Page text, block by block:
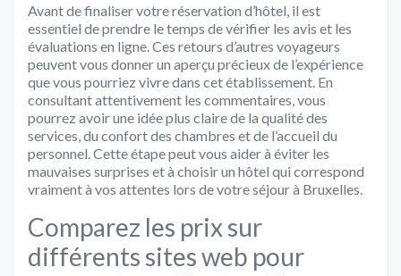
Avant de finaliser votre réservation d’hôtel, il est
essentiel de prendre le temps de vérifier les avis et les
évaluations en ligne. Ces retours d’autres voyageurs
peuvent vous donner un aperçu précieux de l’expérience
que vous pourriez vivre dans cet établissement. En
consultant attentivement les commentaires, vous
pourrez avoir une idée plus claire de la qualité des
services, du confort des chambres et de l’accueil du
personnel. Cette étape peut vous aider à éviter les
mauvaises surprises et à choisir un hôtel qui correspond
vraiment à vos attentes lors de votre séjour à Bruxelles.
Comparez les prix sur
différents sites web pour